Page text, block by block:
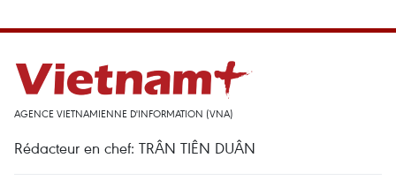
AGENCE VIETNAMIENNE D'INFORMATION (VNA)
Rédacteur en chef: TRÂN TIÊN DUÂN